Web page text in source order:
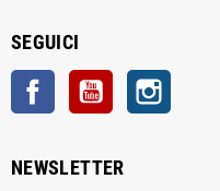
SEGUICI
Facebook YouTube
NEWSLETTER